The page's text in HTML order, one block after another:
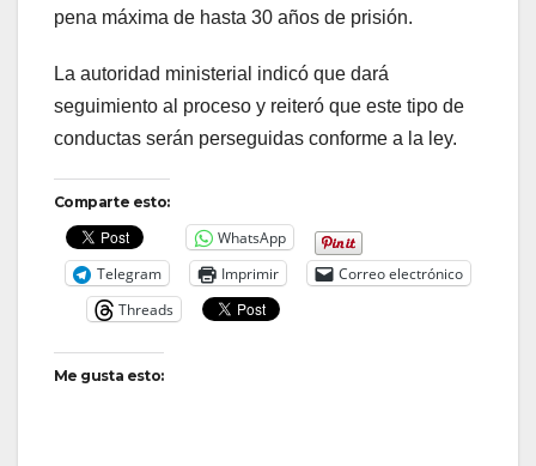
pena máxima de hasta 30 años de prisión.
La autoridad ministerial indicó que dará
seguimiento al proceso y reiteró que este tipo de
conductas serán perseguidas conforme a la ley.
Comparte esto:
WhatsApp
Telegram
Imprimir
Correo electrónico
Threads
Me gusta esto: